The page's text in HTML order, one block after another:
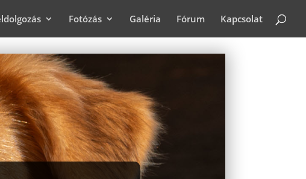
Fotózás Galéria Fórum Kapcsolat